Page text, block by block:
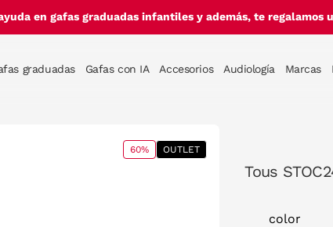
en gafas graduadas infantiles y además, te regalamos
graduadas Gafas con IA Accesorios Audiología Marcas
60% OUTLET
Tous
color